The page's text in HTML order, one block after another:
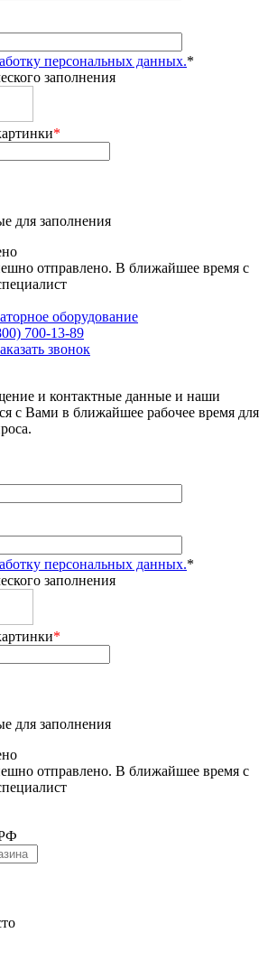
персональных данных.*
заполнения
*
для заполнения
отправлено. В ближайшее время с
700-13-89
звонок
и контактные данные и наши
с Вами в ближайшее рабочее время для
персональных данных.*
заполнения
*
для заполнения
отправлено. В ближайшее время с